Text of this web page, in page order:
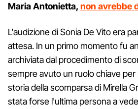
Maria Antonietta, non avrebbe
L'audizione di Sonia De Vito era
attesa. In un primo momento fu
archiviata dal procedimento di
sempre avuto un ruolo chiave
storia della scomparsa di Mirella
stata forse l'ultima persona a